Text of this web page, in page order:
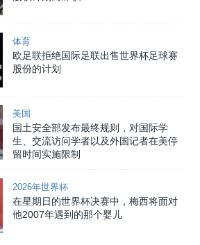
体育
欧足联拒绝国际足联出售世界杯足球赛
股份的计划
美国
国土安全部发布最终规则，对国际学
生、交流访问学者以及外国记者在美停
留时间实施限制
2026年世界杯
在星期日的世界杯决赛中，梅西将面对
他2007年遇到的那个婴儿